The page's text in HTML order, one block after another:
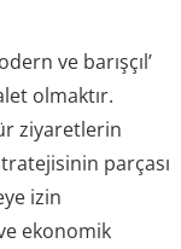
ve barışçıl’
olmaktır.
ziyaretlerin
parçası
izin
ekonomik